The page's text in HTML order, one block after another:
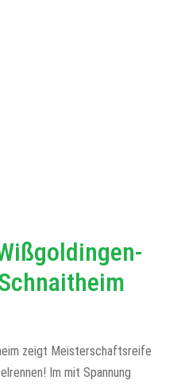
zeigt Meisterschaftsreife
Im mit Spannung